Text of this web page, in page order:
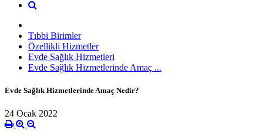
Tıbbi Birimler
Özellikli Hizmetler
Evde Sağlık Hizmetleri
Evde Sağlık Hizmetlerinde Amaç ...
Evde Sağlık Hizmetlerinde Amaç Nedir?
24 Ocak 2022